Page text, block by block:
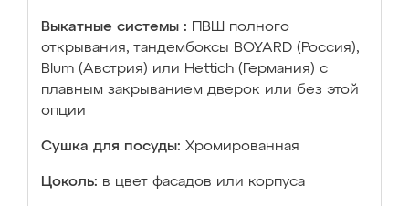
Выкатные системы :
ПВШ полного
открывания, тандембоксы BOYARD (Россия),
Blum (Австрия) или Hettich (Германия) с
плавным закрыванием дверок или без этой
опции
Сушка для посуды: Хромированная
Цоколь: в цвет фасадов или корпуса